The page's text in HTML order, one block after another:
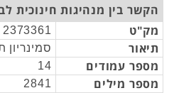
הקשר בין מנהיגות חינוכית
מק"ט
2373361
תיאור סמינריון
מספר עמודים 14
מספר מילים 2841